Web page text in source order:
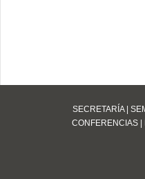
SECRETARÍA|
CONFERENCIAS|